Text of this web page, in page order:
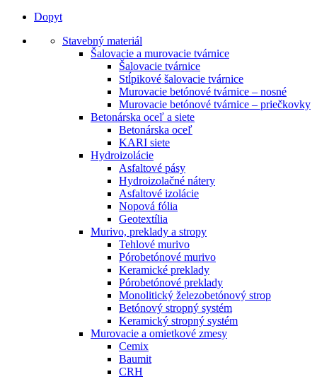
Dopyt
Stavebný materiál
Šalovacie a murovacie tvárnice
Šalovacie tvárnice
Stĺpikové šalovacie tvárnice
Murovacie betónové tvárnice – nosné
Murovacie betónové tvárnice – priečkovky
Betonárska oceľ a siete
Betonárska oceľ
KARI siete
Hydroizolácie
Asfaltové pásy
Hydroizolačné nátery
Asfaltové izolácie
Nopová fólia
Geotextília
Murivo, preklady a stropy
Tehlové murivo
Pórobetónové murivo
Keramické preklady
Pórobetónové preklady
Monolitický železobetónový strop
Betónový stropný systém
Keramický stropný systém
Murovacie a omietkové zmesy
Cemix
Baumit
CRH